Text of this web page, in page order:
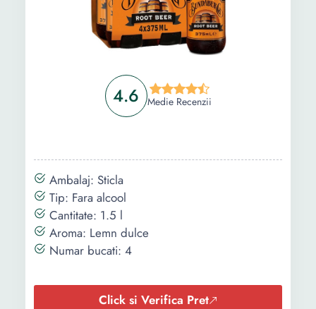
4.6 Medie Recenzii
Ambalaj: Sticla
Tip: Fara alcool
Cantitate: 1.5 l
Aroma: Lemn dulce
Numar bucati: 4
Click si Verifica Pret